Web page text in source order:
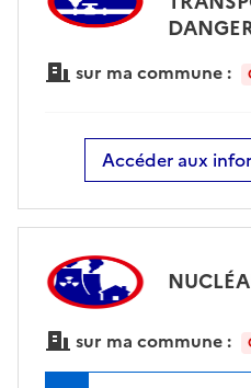
sur ma commune :
Accéder aux
sur ma commune :